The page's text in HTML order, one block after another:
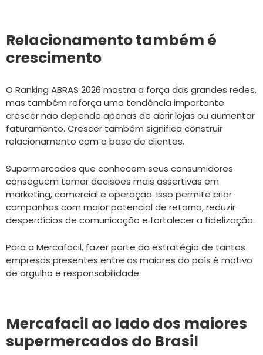
Relacionamento também é
crescimento
O Ranking ABRAS 2026 mostra a força das grandes redes,
mas também reforça uma tendência importante:
crescer não depende apenas de abrir lojas ou aumentar
faturamento. Crescer também significa construir
relacionamento com a base de clientes.
Supermercados que conhecem seus consumidores
conseguem tomar decisões mais assertivas em
marketing, comercial e operação. Isso permite criar
campanhas com maior potencial de retorno, reduzir
desperdícios de comunicação e fortalecer a fidelização.
Para a Mercafacil, fazer parte da estratégia de tantas
empresas presentes entre as maiores do país é motivo
de orgulho e responsabilidade.
Mercafacil ao lado dos maiores
supermercados do Brasil